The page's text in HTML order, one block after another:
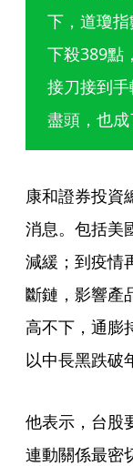
下，道瓊
下殺389點
接刀接到
盡頭，也成
康和證券投資
消息。包括美
減緩；到疫情
斷鏈，影響產
高不下，通膨
以中長黑跌破
他表示，台股
連動關係最密